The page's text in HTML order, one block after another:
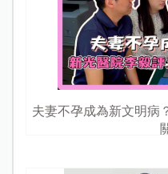
夫妻不孕成為新文明病